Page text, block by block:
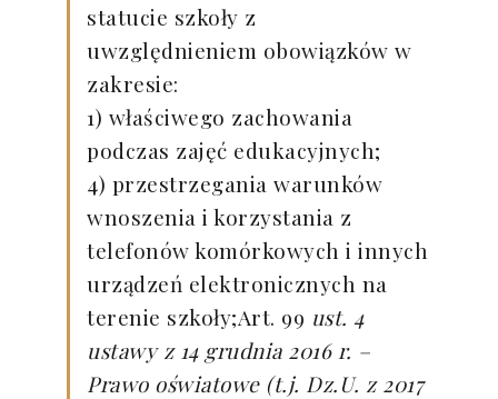
statucie szkoły z
uwzględnieniem obowiązków w
zakresie:
1) właściwego zachowania
podczas zajęć edukacyjnych;
4) przestrzegania warunków
wnoszenia i korzystania z
telefonów komórkowych i innych
urządzeń elektronicznych na
terenie szkoły;Art. 99 ust. 4
ustawy z 14 grudnia 2016 r. –
Prawo oświatowe (t.j. Dz.U. z 2017